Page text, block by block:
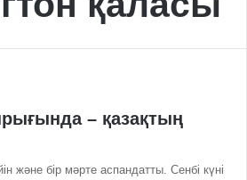
– қазақтың
және бір мәрте аспандатты. Сенбі күні